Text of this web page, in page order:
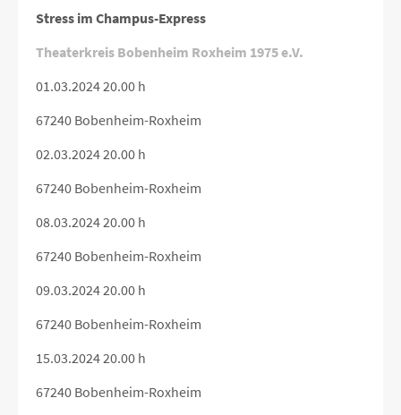
Stress im Champus-Express
Theaterkreis Bobenheim Roxheim 1975 e.V.
01.03.2024 20.00 h
67240 Bobenheim-Roxheim
02.03.2024 20.00 h
67240 Bobenheim-Roxheim
08.03.2024 20.00 h
67240 Bobenheim-Roxheim
09.03.2024 20.00 h
67240 Bobenheim-Roxheim
15.03.2024 20.00 h
67240 Bobenheim-Roxheim